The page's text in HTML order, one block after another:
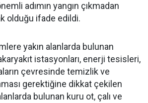
adımın yangın çıkmadan
olduğu ifade edildi.
yakın alanlarda bulunan
istasyonları, enerji tesisleri,
çevresinde temizlik ve
gerektiğine dikkat çekilen
bulunan kuru ot, çalı ve